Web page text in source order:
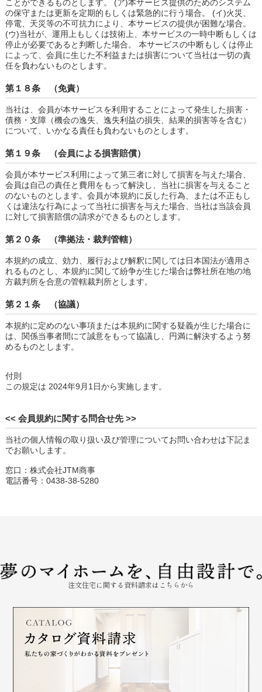
ことができるものとします。 (ア)本サービス提供のためのシステム
の保守または更新を定期的もしくは緊急的に行う場合。 (イ)火災、
停電、天災等の不可抗力により、本サービスの提供が困難な場合。
(ウ)当社が、運用上もしくは技術上、本サービスの一時中断もしくは
停止が必要であると判断した場合。 本サービスの中断もしくは停止
によって、会員に生じた不利益または損害について当社は一切の責
任を負わないものとします。
第１８条 （免責）
当社は、会員が本サービスを利用することによって発生した損害・
債務・支障（機会の逸失、逸失利益の損失、結果的損害等を含む）
について、いかなる責任も負わないものとします。
第１９条 （会員による損害賠償）
会員が本サービス利用によって第三者に対して損害を与えた場合、
会員は自己の責任と費用をもって解決し、当社に損害を与えること
のないものとします。会員が本規約に反した行為、または不正もし
くは違法な行為によって当社に損害を与えた場合、当社は当該会員
に対して損害賠償の請求ができるものとします。
第２０条 （準拠法・裁判管轄）
本規約の成立、効力、履行および解釈に関しては日本国法が適用さ
れるものとし、本規約に関して紛争が生じた場合は弊社所在地の地
方裁判所を合意の管轄裁判所とします。
第２１条 （協議）
本規約に定めのない事項または本規約に関する疑義が生じた場合に
は、関係当事者間にて誠意をもって協議し、円満に解決するよう努
めるものとします。
付則
この規定は 2024年9月1日から実施します。
<< 会員規約に関する問合せ先 >>
当社の個人情報の取り扱い及び管理についてお問い合わせは下記ま
でお願いします。
窓口：株式会社JTM商事
電話番号：0438-38-5280
注文住宅に関する資料請求はこちらから